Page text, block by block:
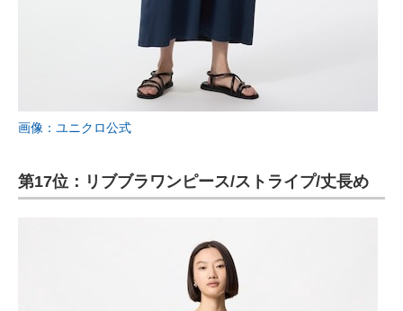
画像：ユニクロ公式
第17位：リブブラワンピース/ストライプ/丈長め